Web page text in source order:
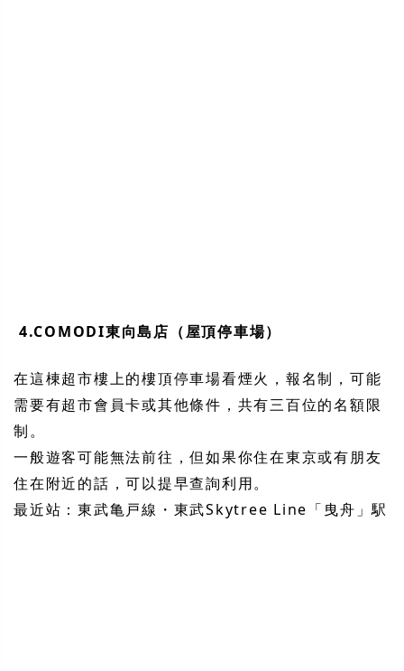
4.COMODI東向島店（屋頂停車場）
在這棟超市樓上的樓頂停車場看煙火，報名制，可能
需要有超市會員卡或其他條件，共有三百位的名額限
制。
一般遊客可能無法前往，但如果你住在東京或有朋友
住在附近的話，可以提早查詢利用。
最近站：東武亀戸線・東武Skytree Line「曳舟」駅